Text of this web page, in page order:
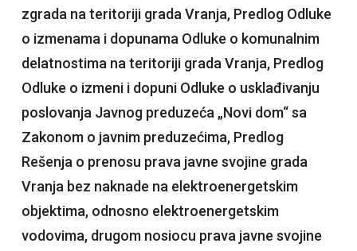
zgrada na teritoriji grada Vranja, Predlog Odluke
o izmenama i dopunama Odluke o komunalnim
delatnostima na teritoriji grada Vranja, Predlog
Odluke o izmeni i dopuni Odluke o usklađivanju
poslovanja Javnog preduzeća „Novi dom“ sa
Zakonom o javnim preduzećima, Predlog
Rešenja o prenosu prava javne svojine grada
Vranja bez naknade na elektroenergetskim
objektima, odnosno elektroenergetskim
vodovima, drugom nosiocu prava javne svojine